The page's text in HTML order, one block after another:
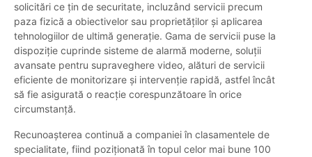
solicitări ce țin de securitate, incluzând servicii precum
paza fizică a obiectivelor sau proprietăților și aplicarea
tehnologiilor de ultimă generație. Gama de servicii puse la
dispoziție cuprinde sisteme de alarmă moderne, soluții
avansate pentru supraveghere video, alături de servicii
eficiente de monitorizare și intervenție rapidă, astfel încât
să fie asigurată o reacție corespunzătoare în orice
circumstanță.
Recunoașterea continuă a companiei în clasamentele de
specialitate, fiind poziționată în topul celor mai bune 100